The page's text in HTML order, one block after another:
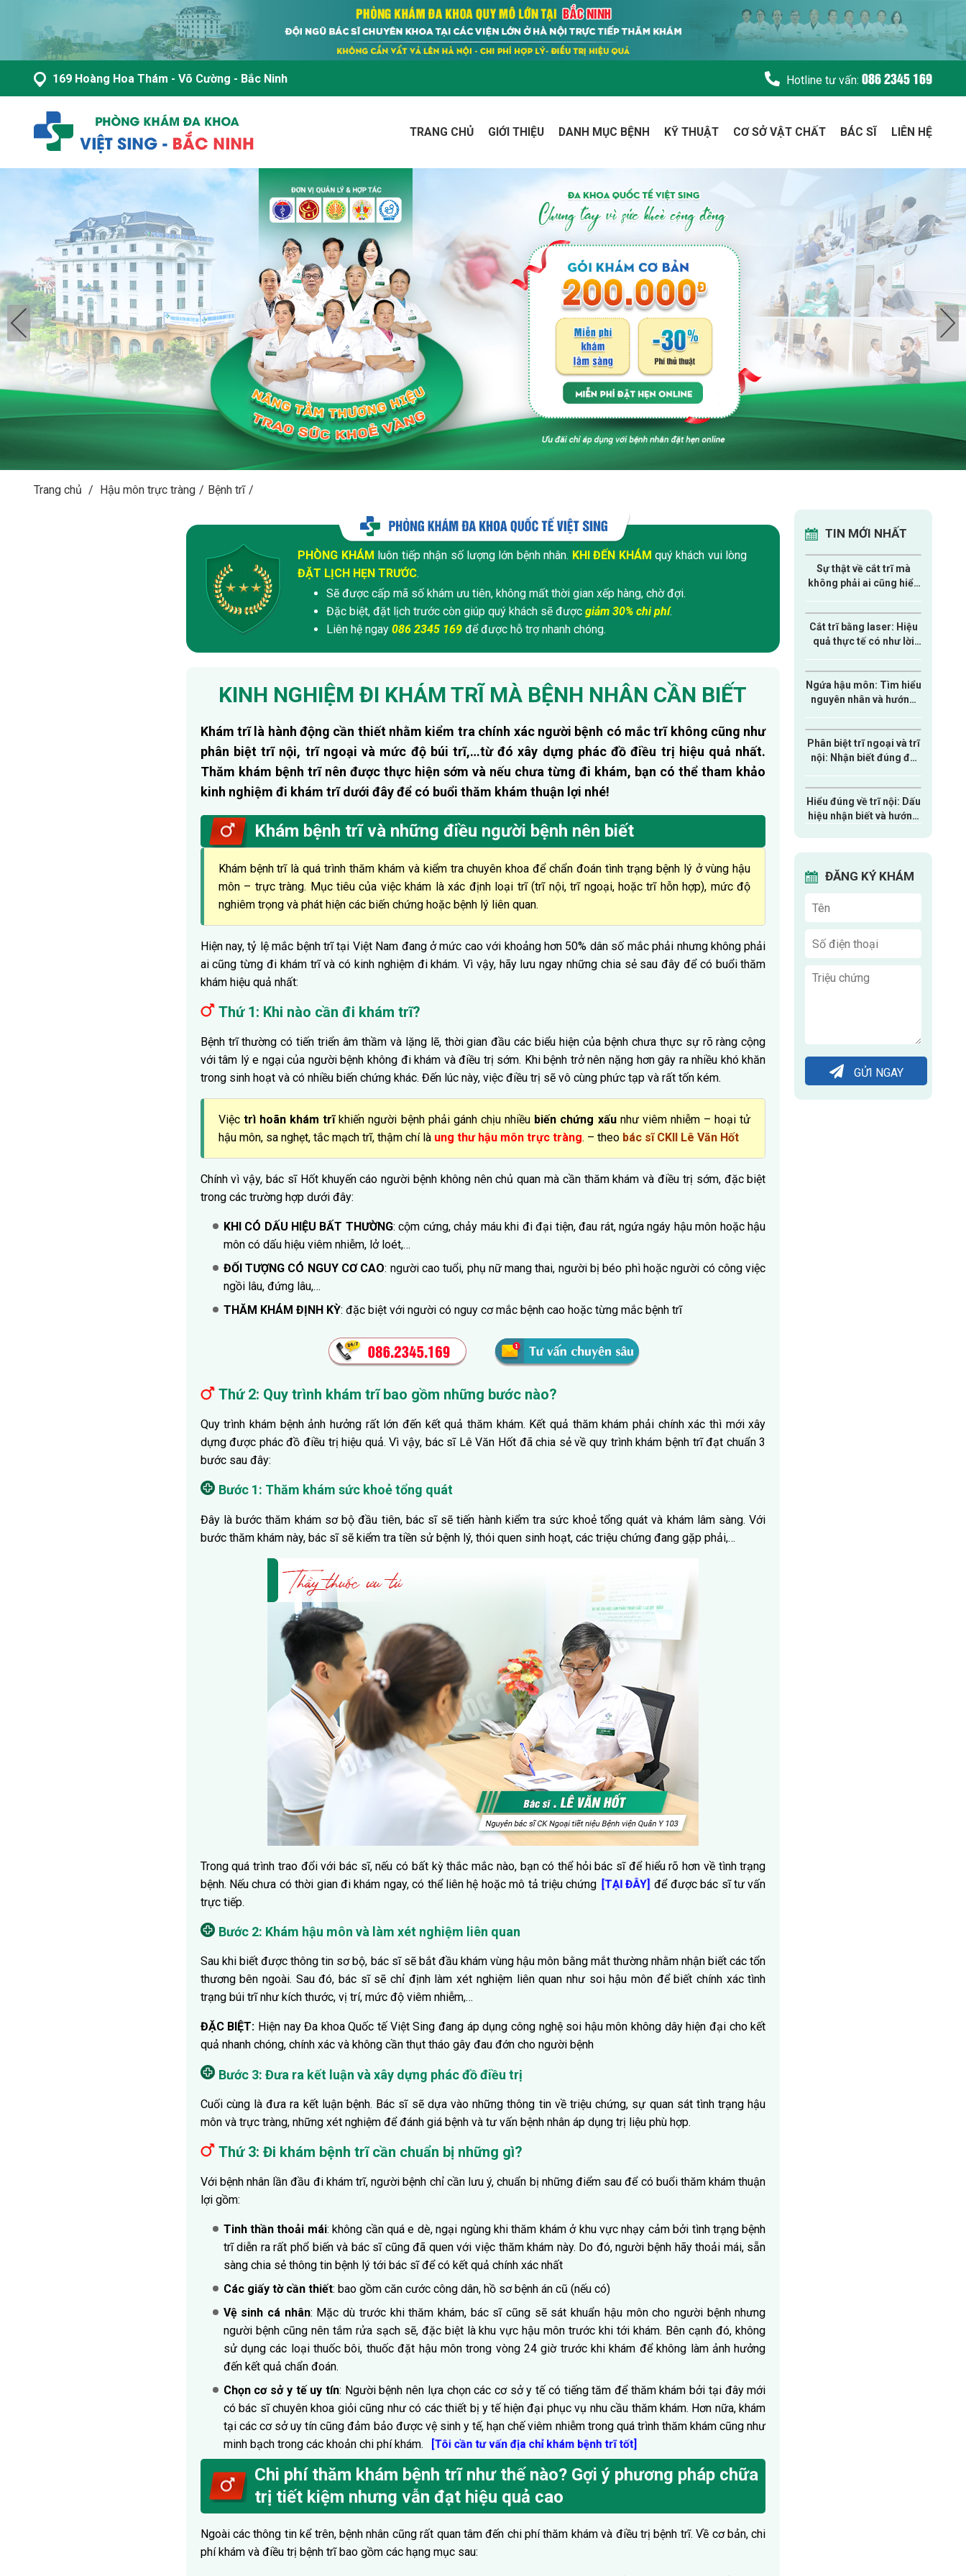
169 Hoàng Hoa Thám - Võ Cường - Bắc Ninh Hotline tư vấn: 086 2345 169
TRANG CHỦ GIỚI THIỆU DANH MỤC BỆNH KỸ THUẬT CƠ SỞ VẬT CHẤT BÁC SĨ LIÊN HỆ
Trang chủ / Hậu môn trực tràng / Bệnh trĩ /
PHÒNG KHÁM luôn tiếp nhận số lượng lớn bệnh nhân. KHI ĐẾN KHÁM quý khách vui lòng
ĐẶT LỊCH HẸN TRƯỚC.
Sẽ được cấp mã số khám ưu tiên, không mất thời gian xếp hàng, chờ đợi.
Đặc biệt, đặt lịch trước còn giúp quý khách sẽ đượcgiảm 30% chi phí.
Liên hệ ngay086 2345 169 để được hỗ trợ nhanh chóng.
KINH NGHIỆM ĐI KHÁM TRĨ MÀ BỆNH NHÂN CẦN BIẾT
Khám trĩ là hành động cần thiết nhằm kiểm tra chính xác người bệnh có mắc trĩ không cũng như
phân biệt trĩ nội, trĩ ngoại và mức độ búi trĩ,…từ đó xây dựng phác đồ điều trị hiệu quả nhất.
Thăm khám bệnh trĩ nên được thực hiện sớm và nếu chưa từng đi khám, bạn có thể tham khảo
kinh nghiệm đi khám trĩ dưới đây để có buổi thăm khám thuận lợi nhé!
Khám bệnh trĩ và những điều người bệnh nên biết
Khám bệnh trĩ là quá trình thăm khám và kiểm tra chuyên khoa để chẩn đoán tình trạng bệnh lý ở vùng hậu
môn – trực tràng. Mục tiêu của việc khám là xác định loại trĩ (trĩ nội, trĩ ngoại, hoặc trĩ hỗn hợp), mức độ
nghiêm trọng và phát hiện các biến chứng hoặc bệnh lý liên quan.
Hiện nay, tỷ lệ mắc bệnh trĩ tại Việt Nam đang ở mức cao với khoảng hơn 50% dân số mắc phải nhưng không phải
ai cũng từng đi khám trĩ và có kinh nghiệm đi khám. Vì vậy, hãy lưu ngay những chia sẻ sau đây để có buổi thăm
khám hiệu quả nhất:
Thứ 1: Khi nào cần đi khám trĩ?
Bệnh trĩ thường có tiến triển âm thầm và lặng lẽ, thời gian đầu các biểu hiện của bệnh chưa thực sự rõ ràng cộng
với tâm lý e ngại của người bệnh không đi khám và điều trị sớm. Khi bệnh trở nên nặng hơn gây ra nhiều khó khăn
trong sinh hoạt và có nhiều biến chứng khác. Đến lúc này, việc điều trị sẽ vô cùng phức tạp và rất tốn kém.
Việc trì hoãn khám trĩkhiến người bệnh phải gánh chịu nhiều biến chứng xấunhư viêm nhiễm – hoại tử
hậu môn, sa nghẹt, tắc mạch trĩ, thậm chí là ung thư hậu môn trực tràng. – theo bác sĩ CKII Lê Văn Hốt
Chính vì vậy, bác sĩ Hốt khuyến cáo người bệnh không nên chủ quan mà cần thăm khám và điều trị sớm, đặc biệt
trong các trường hợp dưới đây:
KHI CÓ DẤU HIỆU BẤT THƯỜNG: cộm cứng, chảy máu khi đi đại tiện, đau rát, ngứa ngáy hậu môn hoặc hậu
môn có dấu hiệu viêm nhiễm, lở loét,…
ĐỐI TƯỢNG CÓ NGUY CƠ CAO: người cao tuổi, phụ nữ mang thai, người bị béo phì hoặc người có công việc
ngồi lâu, đứng lâu,…
THĂM KHÁM ĐỊNH KỲ: đặc biệt với người có nguy cơ mắc bệnh cao hoặc từng mắc bệnh trĩ
Thứ 2: Quy trình khám trĩ bao gồm những bước nào?
Quy trình khám bệnh ảnh hưởng rất lớn đến kết quả thăm khám. Kết quả thăm khám phải chính xác thì mới xây
dựng được phác đồ điều trị hiệu quả. Vì vậy, bác sĩ Lê Văn Hốt đã chia sẻ về quy trình khám bệnh trĩ đạt chuẩn 3
bước sau đây:
Bước 1: Thăm khám sức khoẻ tổng quát
Đây là bước thăm khám sơ bộ đầu tiên, bác sĩ sẽ tiến hành kiểm tra sức khoẻ tổng quát và khám lâm sàng. Với
bước thăm khám này, bác sĩ sẽ kiểm tra tiền sử bệnh lý, thói quen sinh hoạt, các triệu chứng đang gặp phải,…
Trong quá trình trao đổi với bác sĩ, nếu có bất kỳ thắc mắc nào, bạn có thể hỏi bác sĩ để hiểu rõ hơn về tình trạng
bệnh. Nếu chưa có thời gian đi khám ngay, có thể liên hệ hoặc mô tả triệu chứng [TẠI ĐÂY] để được bác sĩ tư vấn
trực tiếp.
Bước 2: Khám hậu môn và làm xét nghiệm liên quan
Sau khi biết được thông tin sơ bộ, bác sĩ sẽ bắt đầu khám vùng hậu môn bằng mắt thường nhằm nhận biết các tổn
thương bên ngoài. Sau đó, bác sĩ sẽ chỉ định làm xét nghiệm liên quan như soi hậu môn để biết chính xác tình
trạng búi trĩ như kích thước, vị trí, mức độ viêm nhiễm,…
ĐẶC BIỆT: Hiện nay Đa khoa Quốc tế Việt Sing đang áp dụng công nghệ soi hậu môn không dây hiện đại cho kết
quả nhanh chóng, chính xác và không cần thụt tháo gây đau đớn cho người bệnh
Bước 3: Đưa ra kết luận và xây dựng phác đồ điều trị
Cuối cùng là đưa ra kết luận bệnh. Bác sĩ sẽ dựa vào những thông tin về triệu chứng, sự quan sát tình trạng hậu
môn và trực tràng, những xét nghiệm để đánh giá bệnh và tư vấn bệnh nhân áp dụng trị liệu phù hợp.
Thứ 3: Đi khám bệnh trĩ cần chuẩn bị những gì?
Với bệnh nhân lần đầu đi khám trĩ, người bệnh chỉ cần lưu ý, chuẩn bị những điểm sau để có buổi thăm khám thuận
lợi gồm:
Tinh thần thoải mái: không cần quá e dè, ngại ngùng khi thăm khám ở khu vực nhạy cảm bởi tình trạng bệnh
trĩ diễn ra rất phổ biến và bác sĩ cũng đã quen với việc thăm khám này. Do đó, người bệnh hãy thoải mái, sẵn
sàng chia sẻ thông tin bệnh lý tới bác sĩ để có kết quả chính xác nhất
Các giấy tờ cần thiết: bao gồm căn cước công dân, hồ sơ bệnh án cũ (nếu có)
Vệ sinh cá nhân: Mặc dù trước khi thăm khám, bác sĩ cũng sẽ sát khuẩn hậu môn cho người bệnh nhưng
người bệnh cũng nên tắm rửa sạch sẽ, đặc biệt là khu vực hậu môn trước khi tới khám. Bên cạnh đó, không
sử dụng các loại thuốc bôi, thuốc đặt hậu môn trong vòng 24 giờ trước khi khám để không làm ảnh hưởng
đến kết quả chẩn đoán.
Chọn cơ sở y tế uy tín: Người bệnh nên lựa chọn các cơ sở y tế có tiếng tăm để thăm khám bởi tại đây mới
có bác sĩ chuyên khoa giỏi cũng như có các thiết bị y tế hiện đại phục vụ nhu cầu thăm khám. Hơn nữa, khám
tại các cơ sở uy tín cũng đảm bảo được vệ sinh y tế, hạn chế viêm nhiễm trong quá trình thăm khám cũng như
minh bạch trong các khoản chi phí khám.
[Tôi cần tư vấn địa chỉ khám bệnh trĩ tốt]
Chi phí thăm khám bệnh trĩ như thế nào? Gợi ý phương pháp chữa
trị tiết kiệm nhưng vẫn đạt hiệu quả cao
Ngoài các thông tin kể trên, bệnh nhân cũng rất quan tâm đến chi phí thăm khám và điều trị bệnh trĩ. Về cơ bản, chi
phí khám và điều trị bệnh trĩ bao gồm các hạng mục sau:
TIN MỚI NHẤT
Sự thật về cắt trĩ mà
không phải ai cũng hiểu
Cắt trĩ bằng laser: Hiệu
quả thực tế có như lời
Ngứa hậu môn: Tìm hiểu
nguyên nhân và hướng
Phân biệt trĩ ngoại và trĩ
nội: Nhận biết đúng để
Hiểu đúng về trĩ nội: Dấu
hiệu nhận biết và hướng
ĐĂNG KÝ KHÁM
GỬI NGAY